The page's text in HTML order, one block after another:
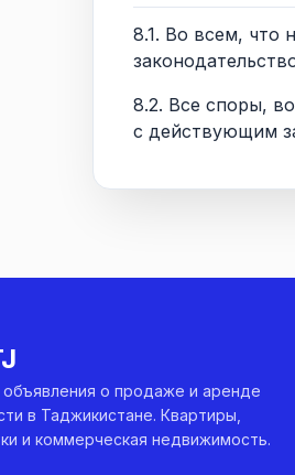
8.1. Во всем, что
8.2. Все споры,
с действующим
объявления о продаже и аренде
в Таджикистане. Квартиры,
и коммерческая недвижимость.